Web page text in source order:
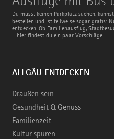
Du musst keinen Parkplatz suchen,
bestellen und ist teilweise sogar gratis:
entdecken. Ob Familienausflug,
– hier findest du ein paar Vorschläge.
mit
Bus
und
Bahn
ALLGÄU ENTDECKEN
Draußen sein
Gesundheit & Genuss
Familienzeit
Kultur spüren